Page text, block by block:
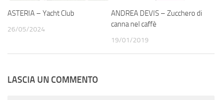
ASTERIA – Yacht Club
26/05/2024
ANDREA DEVIS – Zucchero di
canna nel caffè
19/01/2019
LASCIA UN COMMENTO